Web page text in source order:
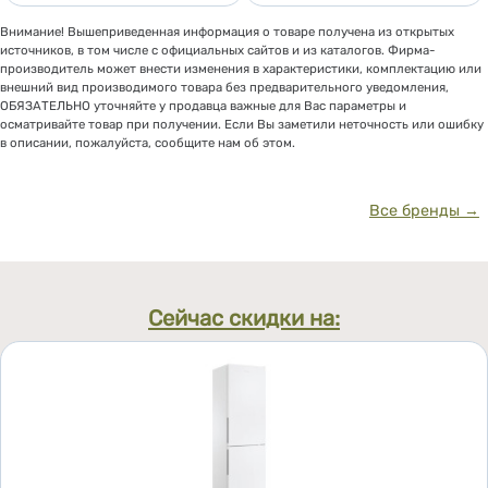
Внимание! Вышеприведенная информация о товаре получена из открытых
источников, в том числе с официальных сайтов и из каталогов. Фирма-
производитель может внести изменения в характеристики, комплектацию или
внешний вид производимого товара без предварительного уведомления,
ОБЯЗАТЕЛЬНО уточняйте у продавца важные для Вас параметры и
осматривайте товар при получении. Если Вы заметили неточность или ошибку
в описании, пожалуйста, сообщите нам об этом.
Все бренды →
Сейчас скидки на: